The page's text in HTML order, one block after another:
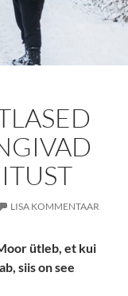
LISA KOMMENTAAR
ütleb, et kui
siis on see